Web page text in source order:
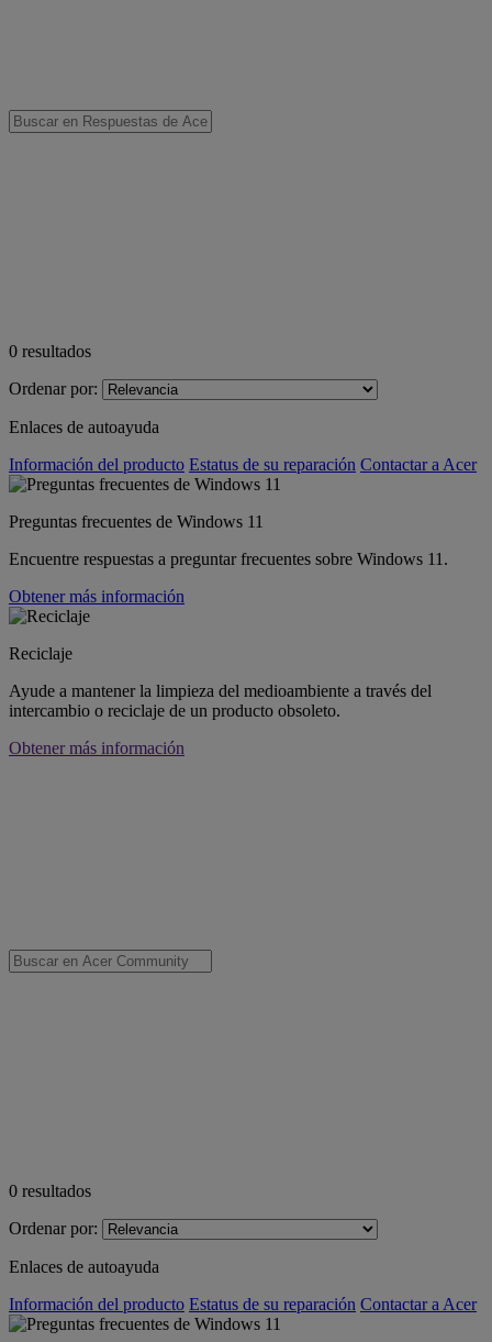
0 resultados
Ordenar por:
Enlaces de autoayuda
Información del producto Estatus de su reparación Contactar a Acer
Preguntas frecuentes de Windows 11
Encuentre respuestas a preguntar frecuentes sobre Windows 11.
Obtener más información
Reciclaje
Ayude a mantener la limpieza del medioambiente a través del
intercambio o reciclaje de un producto obsoleto.
Obtener más información
0 resultados
Ordenar por:
Enlaces de autoayuda
Información del producto Estatus de su reparación Contactar a Acer